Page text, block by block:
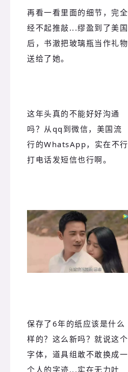
再看一看里面的细节，完全
经不起推敲...缪盈到了美国
后，书澈把玻璃瓶当作礼物
送给了她。
这年头真的不能好好沟通
吗？从qq到微信，美国流
行的WhatsApp，实在不行
打电话发短信也行啊。
保存了6年的纸应该是什么
样的？这么新吗？就说这个
字体，道具组敢不敢换成一
个人的字迹...实在无力吐